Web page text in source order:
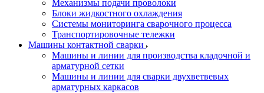
Механизмы подачи проволоки
Блоки жидкостного охлаждения
Системы мониторинга сварочного процесса
Транспортировочные тележки
Машины контактной сварки
Машины и линии для производства кладочной и
арматурной сетки
Машины и линии для сварки двухветвевых
арматурных каркасов